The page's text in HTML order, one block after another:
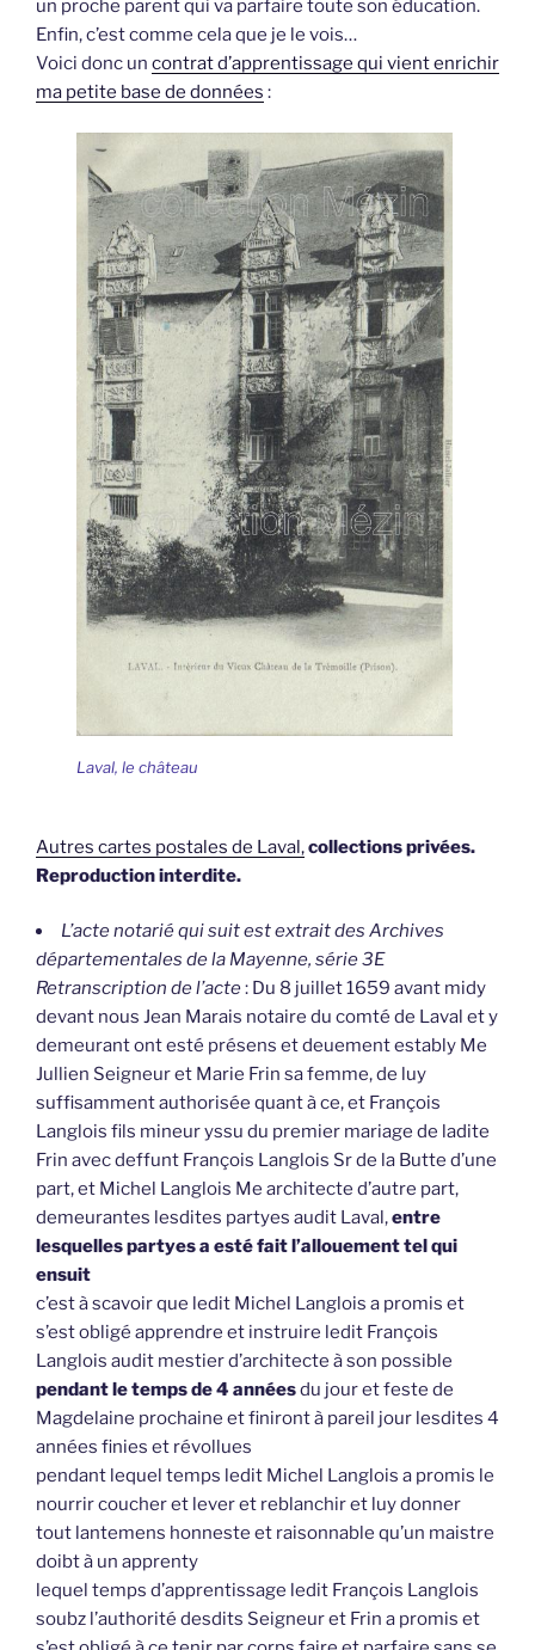
un proche parent qui va parfaire toute son éducation.
Enfin, c’est comme cela que je le vois…
Voici donc un contrat d’apprentissage qui vient enrichir
ma petite base de données :
Laval, le château
Autres cartes postales de Laval,collections privées.
Reproduction interdite.
L’acte notarié qui suit est extrait des Archives
départementales de la Mayenne, série 3E
Retranscription de l’acte: Du 8 juillet 1659 avant midy
devant nous Jean Marais notaire du comté de Laval et y
demeurant ont esté présens et deuement estably Me
Jullien Seigneur et Marie Frin sa femme, de luy
suffisamment authorisée quant à ce, et François
Langlois fils mineur yssu du premier mariage de ladite
Frin avec deffunt François Langlois Sr de la Butte d’une
part, et Michel Langlois Me architecte d’autre part,
demeurantes lesdites partyes audit Laval,entre
lesquelles partyes a esté fait l’allouement tel qui
ensuit
c’est à scavoir que ledit Michel Langlois a promis et
s’est obligé apprendre et instruire ledit François
Langlois audit mestier d’architecte à son possible
pendant le temps de 4 annéesdu jour et feste de
Magdelaine prochaine et finiront à pareil jour lesdites 4
années finies et révollues
pendant lequel temps ledit Michel Langlois a promis le
nourrir coucher et lever et reblanchir et luy donner
tout lantemens honneste et raisonnable qu’un maistre
doibt à un apprenty
lequel temps d’apprentissage ledit François Langlois
soubz l’authorité desdits Seigneur et Frin a promis et